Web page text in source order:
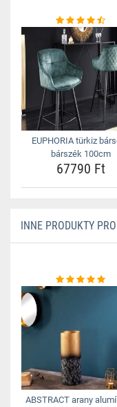
EUPHORIA türkiz
bárszék 100cm
67790 Ft
INNE PRODUKTY
ABSTRACT arany